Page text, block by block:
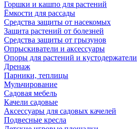
Горшки и кашпо для растений
Ёмкости для рассады
Средства защиты от насекомых
Защита растений от болезней
Средства защиты от грызунов
Опрыскиватели и аксессуары
Опоры для растений и кустодержатели
Дренаж
Парники, теплицы
Мульчирование
Садовая мебель
Качели садовые
Аксессуары для садовых качелей
Подвесные кресла